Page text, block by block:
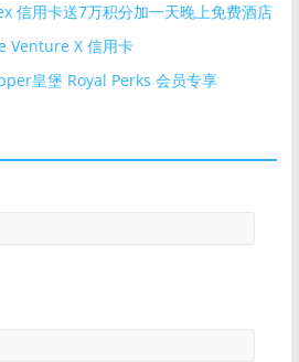
信用卡送7万积分加一天晚上免费酒店
Venture X 信用卡
皇堡 Royal Perks 会员专享